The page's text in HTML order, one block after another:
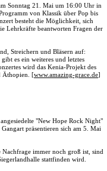
Sonntag 21. Mai um 16:00 Uhr in
von Klassik über Pop bis
besteht die Möglichkeit, sich
Lehrkräfte beantworten Fragen der
Streichern und Bläsern auf:
es ein weiteres und letztes
wird das Kenia-Projekt des
Äthopien. [www.amazing-grace.de]
"New Hope Rock Night"
präsentieren sich am 5. Mai
immer noch groß ist, sind
stattfinden wird.